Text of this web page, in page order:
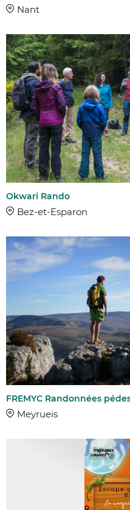
Nant
Okwari Rando
Bez-et-Esparon
FREMYC Randonnées
Meyrueis